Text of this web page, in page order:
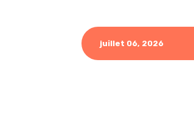
juillet 06, 2026